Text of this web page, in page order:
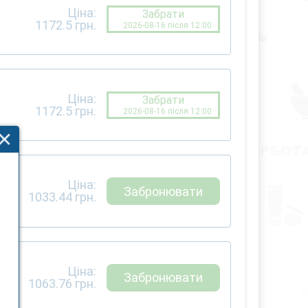
Ціна:
1172.5грн.
Забрати
2026-08-16 після 12:00
Ціна:
1172.5грн.
Забрати
2026-08-16 після 12:00
Ціна:
1033.44 грн. Забронювати
Ціна:
1063.76 грн. Забронювати